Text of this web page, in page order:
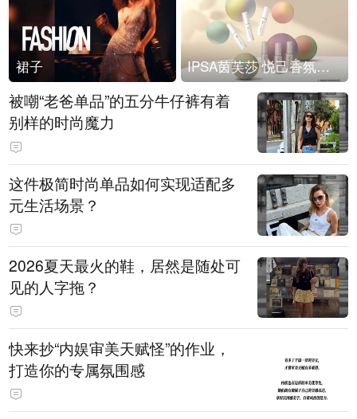
裙子 IPSA茵芙莎 悦己香氛凝露上市
被嘲“老爸单品”的五分牛仔裤有着
别样的时尚魔力
这件极简时尚单品如何实现适配多
元生活场景？
2026夏天最火的鞋，居然是随处可
见的人字拖？
快来抄“内娱审美天赋怪”的作业，
打造你的专属氛围感